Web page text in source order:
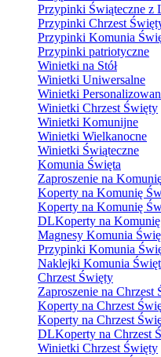
Przypinki Świąteczne z
Przypinki Chrzest
Przypinki Komunia
Przypinki patriotyczne
Winietki na Stół
Winietki Uniwersalne
Winietki
Winietki Chrzest Święty
Winietki Komunijne
Winietki Wielkanocne
Winietki Świąteczne
Komunia Święta
Zaproszenie na
Koperty na Komunię
Koperty na Komunię
DLKoperty na
Magnesy Komunia
Przypinki Komunia
Naklejki Komunia
Chrzest Święty
Zaproszenie na Chrzest
Koperty na Chrzest
Koperty na Chrzest
DLKoperty na Chrzest
Winietki Chrzest Święty